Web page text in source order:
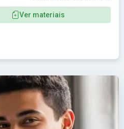
Ver materiais